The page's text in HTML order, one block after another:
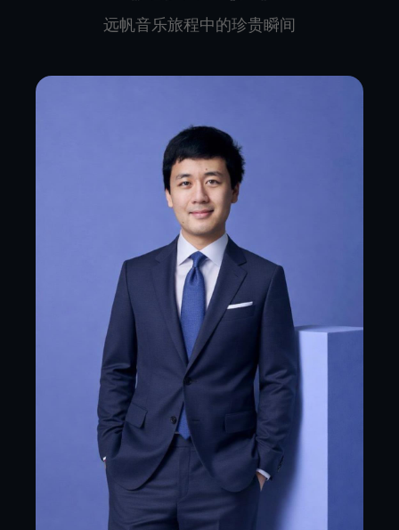
远帆音乐旅程中的珍贵瞬间